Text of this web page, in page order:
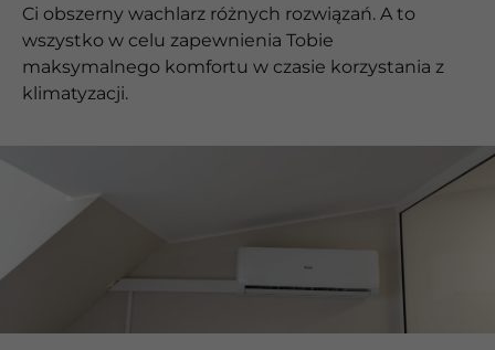
Ci obszerny wachlarz różnych rozwiązań. A to
wszystko w celu zapewnienia Tobie
maksymalnego komfortu w czasie korzystania z
klimatyzacji.